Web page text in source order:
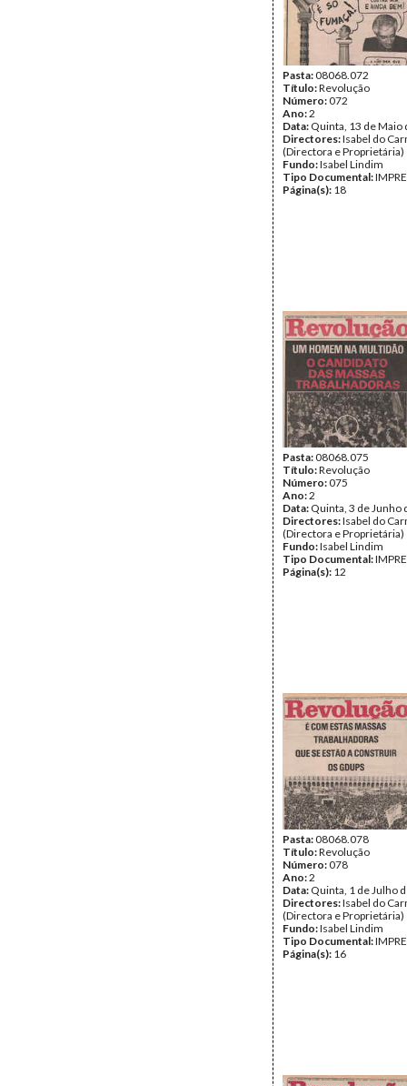
Pasta:08068.072
Título:Revolução
Número:072
Ano:2
Data: Quinta, 13 de Maio
Directores:Isabel do
(Directora e Proprietária)
Fundo:Isabel Lindim
Tipo Documental:
Página(s): 18
Pasta:08068.075
Título:Revolução
Número:075
Ano:2
Data: Quinta, 3 de Junho
Directores:Isabel do
(Directora e Proprietária)
Fundo:Isabel Lindim
Tipo Documental:
Página(s): 12
Pasta:08068.078
Título:Revolução
Número:078
Ano:2
Data: Quinta, 1 de Julho
Directores:Isabel do
(Directora e Proprietária)
Fundo:Isabel Lindim
Tipo Documental:
Página(s): 16